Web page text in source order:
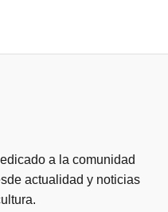
a la comunidad
actualidad y noticias